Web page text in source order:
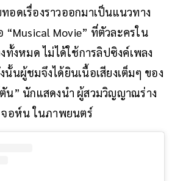
อดเรื่องราวออกมาเป็นแนวทาง
“Musical Movie” ที่ตัวละครใน
งทั้งหมด ไม่ได้ใช้การลิปซิงค์เพลง
นผู้ชมจึงได้ยินเนื้อเสียงเต็มๆ ของ
น” นักแสดงนำ ผู้สวมวิญญาณร่าง
จอห์น ในภาพยนตร์